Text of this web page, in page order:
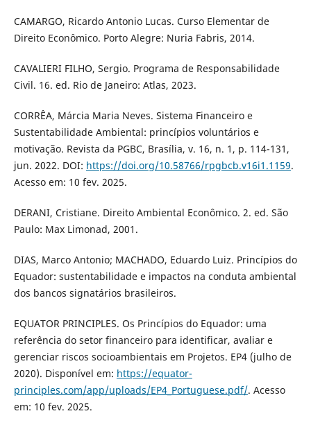
CAMARGO, Ricardo Antonio Lucas. Curso Elementar de
Direito Econômico. Porto Alegre: Nuria Fabris, 2014.
CAVALIERI FILHO, Sergio. Programa de Responsabilidade
Civil. 16. ed. Rio de Janeiro: Atlas, 2023.
CORRÊA, Márcia Maria Neves. Sistema Financeiro e
Sustentabilidade Ambiental: princípios voluntários e
motivação. Revista da PGBC, Brasília, v. 16, n. 1, p. 114-131,
jun. 2022. DOI: https://doi.org/10.58766/rpgbcb.v16i1.1159.
Acesso em: 10 fev. 2025.
DERANI, Cristiane. Direito Ambiental Econômico. 2. ed. São
Paulo: Max Limonad, 2001.
DIAS, Marco Antonio; MACHADO, Eduardo Luiz. Princípios do
Equador: sustentabilidade e impactos na conduta ambiental
dos bancos signatários brasileiros.
EQUATOR PRINCIPLES. Os Princípios do Equador: uma
referência do setor financeiro para identificar, avaliar e
gerenciar riscos socioambientais em Projetos. EP4 (julho de
2020). Disponível em: https://equator-
principles.com/app/uploads/EP4_Portuguese.pdf/. Acesso
em: 10 fev. 2025.